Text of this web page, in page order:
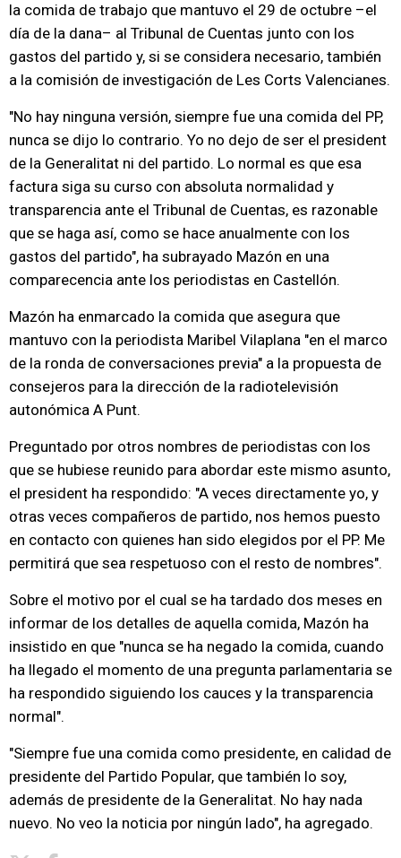
la comida de trabajo que mantuvo el 29 de octubre –el
día de la dana– al Tribunal de Cuentas junto con los
gastos del partido y, si se considera necesario, también
a la comisión de investigación de Les Corts Valencianes.
"No hay ninguna versión, siempre fue una comida del PP,
nunca se dijo lo contrario. Yo no dejo de ser el president
de la Generalitat ni del partido. Lo normal es que esa
factura siga su curso con absoluta normalidad y
transparencia ante el Tribunal de Cuentas, es razonable
que se haga así, como se hace anualmente con los
gastos del partido", ha subrayado Mazón en una
comparecencia ante los periodistas en Castellón.
Mazón ha enmarcado la comida que asegura que
mantuvo con la periodista Maribel Vilaplana "en el marco
de la ronda de conversaciones previa" a la propuesta de
consejeros para la dirección de la radiotelevisión
autonómica A Punt.
Preguntado por otros nombres de periodistas con los
que se hubiese reunido para abordar este mismo asunto,
el president ha respondido: "A veces directamente yo, y
otras veces compañeros de partido, nos hemos puesto
en contacto con quienes han sido elegidos por el PP. Me
permitirá que sea respetuoso con el resto de nombres".
Sobre el motivo por el cual se ha tardado dos meses en
informar de los detalles de aquella comida, Mazón ha
insistido en que "nunca se ha negado la comida, cuando
ha llegado el momento de una pregunta parlamentaria se
ha respondido siguiendo los cauces y la transparencia
normal".
"Siempre fue una comida como presidente, en calidad de
presidente del Partido Popular, que también lo soy,
además de presidente de la Generalitat. No hay nada
nuevo. No veo la noticia por ningún lado", ha agregado.